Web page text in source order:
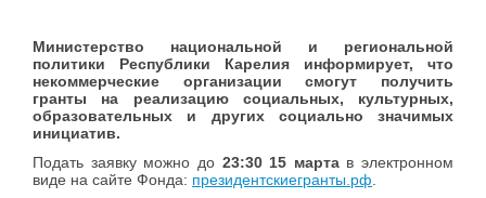
Министерство национальной и региональной
политики Республики Карелия информирует, что
некоммерческие организации смогут получить
гранты на реализацию социальных, культурных,
образовательных и других социально значимых
инициатив.
Подать заявку можно до23:30 15 марта в электронном
виде на сайте Фонда: президентскиегранты.рф